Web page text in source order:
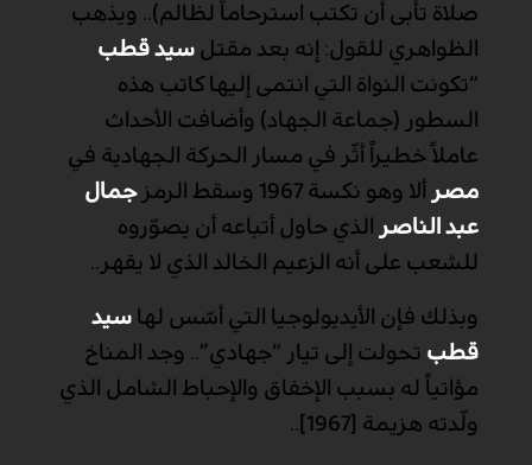
صلاة تأبى أن تكتب استرحاماً لظالم).. ويذهب
الظواهري للقول: إنه بعد مقتل سيد قطب
“تكونت النواة التي انتمى إليها كاتب هذه
السطور (جماعة الجهاد) وأضافت الأحداث
عاملاً خطيراً أثّر في مسار الحركة الجهادية في
مصر ألا وهو نكسة 1967 وسقط الرمز
جمال
عبد الناصر
الذي حاول أتباعه أن يصوّروه
للشعب على أنه الزعيم الخالد الذي لا يقهر..
وبذلك فإن الأيديولوجيا التي أسّس لها سيد
قطب تحولت إلى تيار “جهادي”.. وجد المناخ
مؤاتياً له بسبب الإخفاق والإحباط الشامل الذي
ولّدته هزيمة [1967]..